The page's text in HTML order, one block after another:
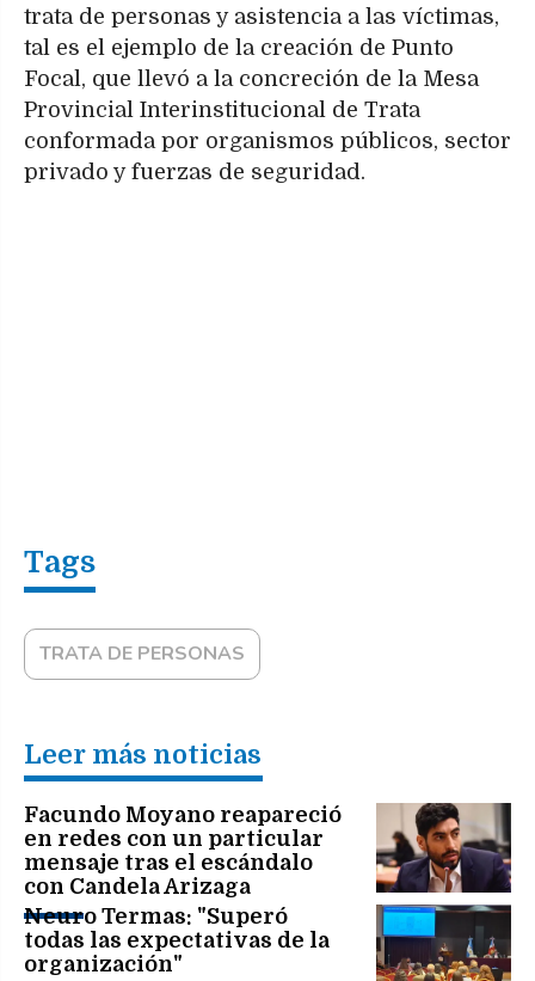
trata de personas y asistencia a las víctimas,
tal es el ejemplo de la creación de Punto
Focal, que llevó a la concreción de la Mesa
Provincial Interinstitucional de Trata
conformada por organismos públicos, sector
privado y fuerzas de seguridad.
TRATA DE PERSONAS
Leer más noticias
Facundo Moyano reapareció
en redes con un particular
mensaje tras el escándalo
con Candela Arizaga
Neuro Termas: "Superó
todas las expectativas de la
organización"